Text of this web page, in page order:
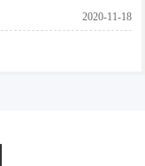
2020-11-18